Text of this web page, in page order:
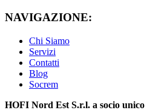
NAVIGAZIONE:
Chi Siamo
Servizi
Contatti
Blog
Socrem
HOFI Nord Est S.r.l. a socio unico